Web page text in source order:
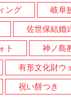
ング
岐阜
佐世保結婚
ト
神ノ島
有形文化財ウ
祝い餅つき